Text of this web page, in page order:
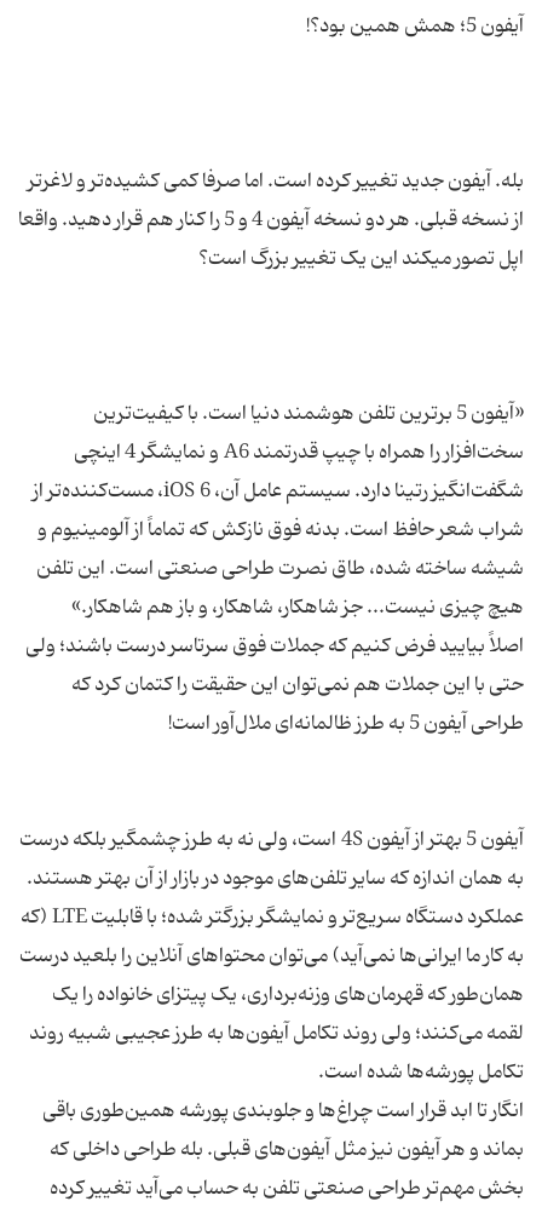
بله. آیفون جدید تغییر کرده است. اما صرفا کمی کشیده‌تر و لاغرتر
از نسخه قبلی. هر دو نسخه آیفون 4 و 5 را کنار هم قرار دهید. واقعا
«آیفون 5 برترین تلفن هوشمند دنیا است. با کیفیت‌ترین
سخت‌افزار را همراه با چیپ قدرتمند A6 و نمایشگر 4 اینچی
شگفت‌انگیز رتینا دارد. سیستم عامل آن، iOS 6، مست‌کننده‌تر از
شراب شعر حافظ است. بدنه فوق نازکش که تماماً از آلومینیوم و
شیشه ساخته شده، طاق نصرت طراحی صنعتی است. این تلفن
اصلاً بیایید فرض کنیم که جملات فوق سرتاسر درست باشند؛ ولی
حتی با این جملات هم نمی‌توان این حقیقت را کتمان کرد که
آیفون 5 بهتر از آیفون 4S است، ولی نه به طرز چشمگیر بلکه درست
به همان اندازه که سایر تلفن‌های موجود در بازار از آن بهتر هستند.
عملکرد دستگاه سریع‌تر و نمایشگر بزرگتر شده؛ با قابلیت LTE (که
به کار ما ایرانی‌ها نمی‌آید) می‌توان محتواهای آنلاین را بلعید درست
همان‌طور که قهرمان‌های وزنه‌برداری، یک پیتزای خانواده را یک
لقمه می‌کنند؛ ولی روند تکامل آیفون‌ها به طرز عجیبی شبیه روند
انگار تا ابد قرار است چراغ‌ها و جلوبندی پورشه همین‌طوری باقی
بماند و هر آیفون نیز مثل آیفون‌های قبلی. بله طراحی داخلی که
بخش مهم‌تر طراحی صنعتی تلفن به حساب می‌آید تغییر کرده